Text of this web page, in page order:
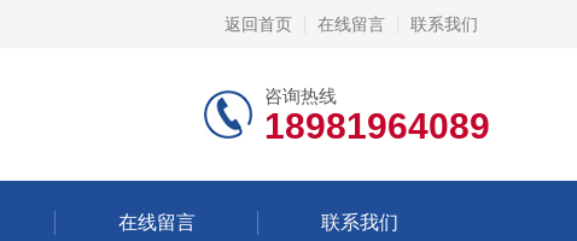
返回首页 在线留言 联系我们
咨询热线
18981964089
在线留言 联系我们